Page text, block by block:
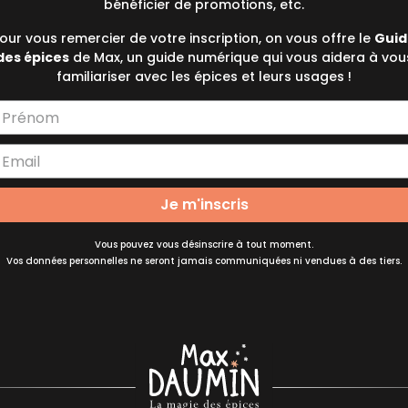
bénéficier de promotions, etc.
vous remercier de votre inscription, on vous offre le
épicesde Max, un guide numérique qui vous aidera à
familiariser avec les épices et leurs usages !
Je m'inscris
Vous pouvez vous désinscrire à tout moment.
Vos données personnelles ne seront jamais communiquées ni vendues à des tiers.